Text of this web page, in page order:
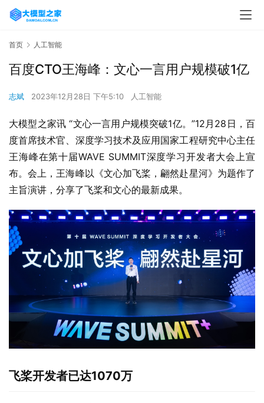
首页 人工智能
百度CTO王海峰：文心一言用户规模破1亿
志斌 2023年12月28日 下午5:10 人工智能
大模型之家讯 “文心一言用户规模突破1亿。”12月28日，百
度首席技术官、深度学习技术及应用国家工程研究中心主任
王海峰在第十届WAVE SUMMIT深度学习开发者大会上宣
布。会上，王海峰以《文心加飞桨，翩然赴星河》为题作了
主旨演讲，分享了飞桨和文心的最新成果。
飞桨开发者已达1070万